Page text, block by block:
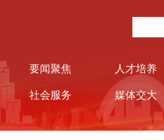
要闻聚焦 人才培养
社会服务 媒体交大